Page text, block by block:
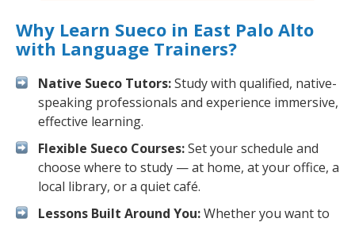
Why Learn Sueco in East Palo Alto
with Language Trainers?
Native Sueco Tutors:Study with qualified, native-
speaking professionals and experience immersive,
effective learning.
Flexible Sueco Courses:Set your schedule and
choose where to study — at home, at your office, a
local library, or a quiet café.
Lessons Built Around You:Whether you want to